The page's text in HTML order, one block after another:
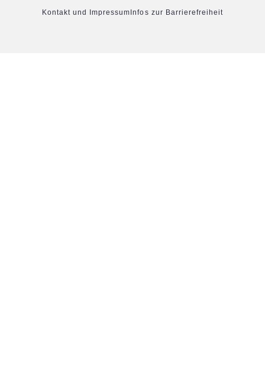
Kontakt und Impressum Infos zur Barrierefreiheit